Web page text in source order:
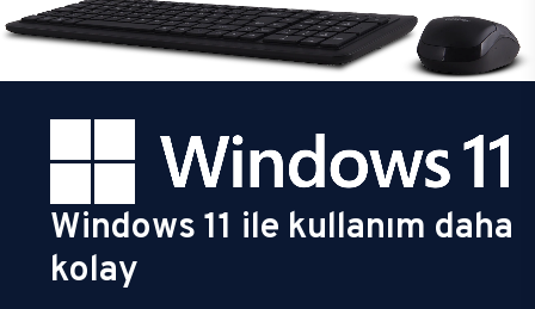
Windows 11 ile kullanım daha
kolay